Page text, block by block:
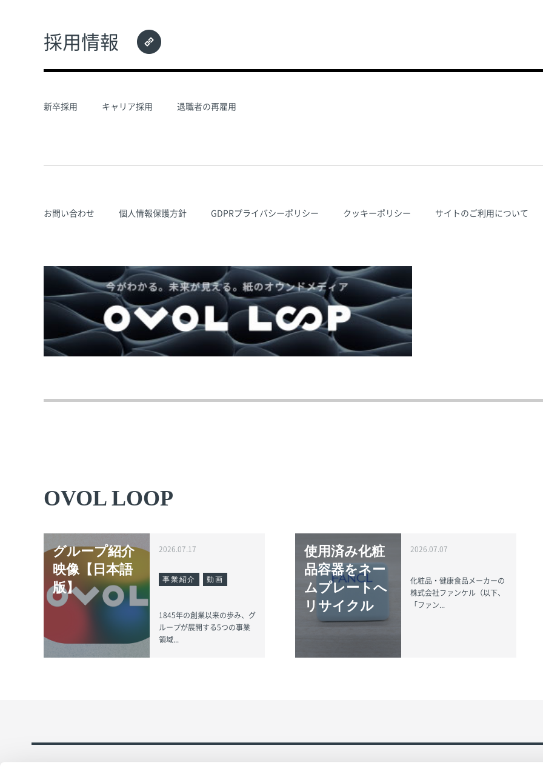
採用情報
新卒採用 キャリア採用 退職者の再雇用
お問い合わせ 個人情報保護方針 GDPRプライバシーポリシー クッキーポリシー サイトのご利用について
OVOL LOOP
グループ紹介
映像【日本語
版】
2026.07.17
事業紹介 動画
1845年の創業以来の歩み、グ
ループが展開する5つの事業
領域...
使用済み化粧
品容器をネー
ムプレートへ
リサイクル
2026.07.07
化粧品・健康食品メーカーの
株式会社ファンケル（以下、
「ファン...